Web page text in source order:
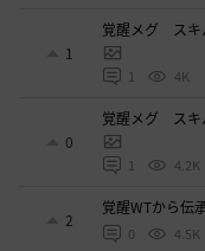
1
覚醒メグ スキ
1 4K
0
覚醒メグ スキ
1 4.2K
2
覚醒WTから伝
0 4.5K